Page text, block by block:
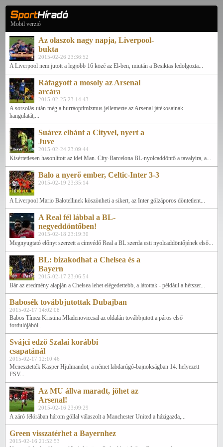
Mobil verzió
Az olaszok nagy napja, Liverpool-
bukta
2015-02-26 23:36:52
A Liverpool nem jutott a legjobb 16 közé az El-ben, miután a Besiktas ledolgozta...
Ráfagyott a mosoly az Arsenal
arcára
2015-02-25 23:14:43
A sorsolás után még a hurráoptimizmus jellemezte az Arsenal játékosainak
hangulatát,...
Suárez elbánt a Cityvel, nyert a
Juve
2015-02-24 23:09:44
Kísértetiesen hasonlított az idei Man. City-Barcelona BL-nyolcaddöntő a tavalyira, a...
Balo a nyerő ember, Celtic-Inter 3-3
2015-02-19 23:35:14
A Liverpool Mario Balotellinek köszönheti a sikert, az Inter gólzáporos döntetlent...
A Real fél lábbal a BL-
negyeddöntőben!
2015-02-18 23:19:30
Megnyugtató előnyt szerzett a címvédő Real a BL szerda esti nyolcaddöntőjének első...
BL: bizakodhat a Chelsea és a
Bayern
2015-02-17 23:06:54
Bár az eredmény alapján a Chelsea lehet elégedettebb, a látottak - például a hétszer...
Babosék továbbjutottak Dubajban
2015-02-17 14:02:08
Babos Tímea Kristina Mladenoviccsal az oldalán továbbjutott a páros első
fordulójából...
Svájci edző Szalai korábbi
csapatánál
2015-02-17 12:10:46
Menesztették Kasper Hjulmandot, a német labdarúgó-bajnokságban 14. helyezett
FSV...
Az MU állva maradt, jöhet az
Arsenal!
2015-02-16 23:09:29
A záró félórában három góllal válaszolt a Manchester United a házigazda,...
Green visszatérhet a Bayernhez
2015-02-16 21:52:53